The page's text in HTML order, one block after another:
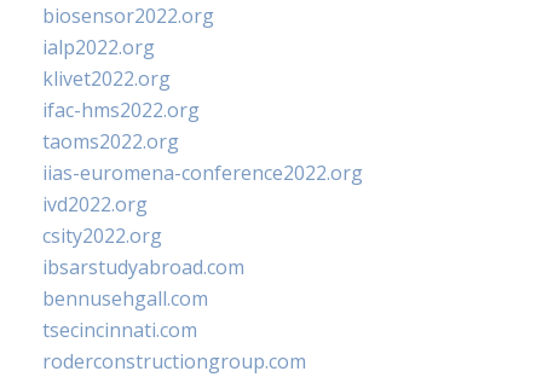
biosensor2022.org
ialp2022.org
klivet2022.org
ifac-hms2022.org
taoms2022.org
iias-euromena-conference2022.org
ivd2022.org
csity2022.org
ibsarstudyabroad.com
bennusehgall.com
tsecincinnati.com
roderconstructiongroup.com